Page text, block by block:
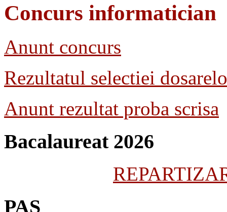
Concurs informatician
Anunt concurs
Rezultatul selectiei
Anunt rezultat proba scrisa
Bacalaureat 2026
PAS